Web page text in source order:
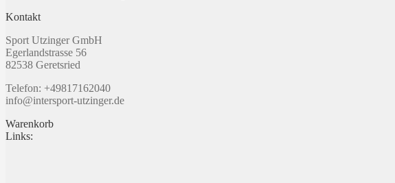
Kontakt
Sport Utzinger GmbH
Egerlandstrasse 56
82538 Geretsried
Telefon: +49817162040
info@intersport-utzinger.de
Warenkorb
Links: